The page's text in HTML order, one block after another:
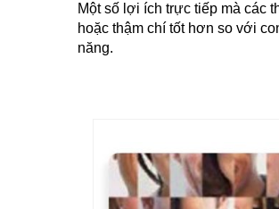
Một số lợi ích trực tiếp mà các
hoặc thậm chí tốt hơn so với
năng.